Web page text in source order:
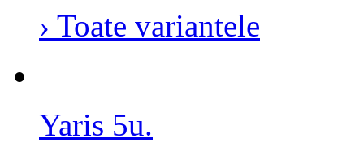
› Toate variantele
Yaris 5u.